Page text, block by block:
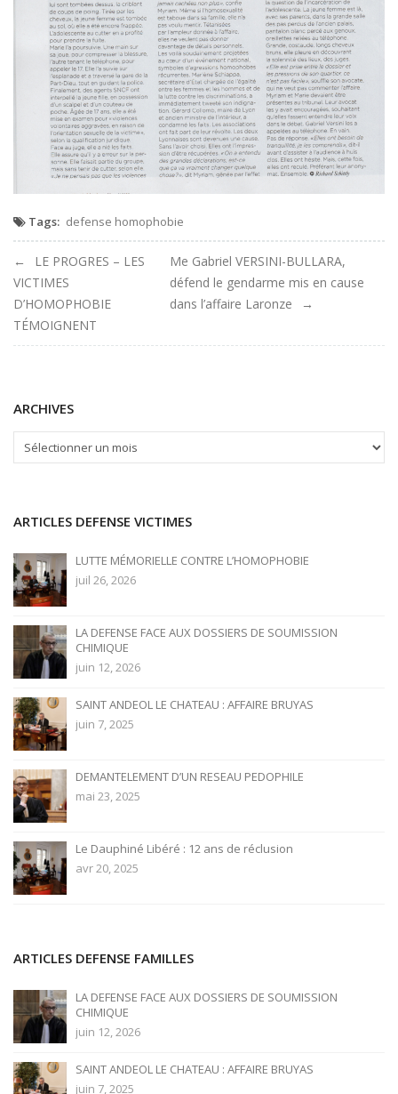
Tags: defense homophobie
Navigation
de
l'article
LE PROGRES – LES
VICTIMES
D’HOMOPHOBIE
TÉMOIGNENT
Me Gabriel VERSINI-BULLARA,
défend le gendarme mis en cause
dans l’affaire Laronze
ARCHIVES
ARCHIVES
ARTICLES DEFENSE VICTIMES
LUTTE MÉMORIELLE CONTRE L’HOMOPHOBIE
juil 26, 2026
LA DEFENSE FACE AUX DOSSIERS DE SOUMISSION
CHIMIQUE
juin 12, 2026
SAINT ANDEOL LE CHATEAU : AFFAIRE BRUYAS
juin 7, 2025
DEMANTELEMENT D’UN RESEAU PEDOPHILE
mai 23, 2025
Le Dauphiné Libéré : 12 ans de réclusion
avr 20, 2025
ARTICLES DEFENSE FAMILLES
LA DEFENSE FACE AUX DOSSIERS DE SOUMISSION
CHIMIQUE
juin 12, 2026
SAINT ANDEOL LE CHATEAU : AFFAIRE BRUYAS
juin 7, 2025